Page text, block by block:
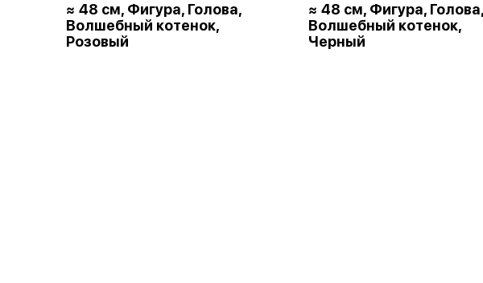
≈ 48 см, Фигура, Голова,
Волшебный котенок,
Розовый
≈ 48 см, Фигура, Голова,
Волшебный котенок,
Черный